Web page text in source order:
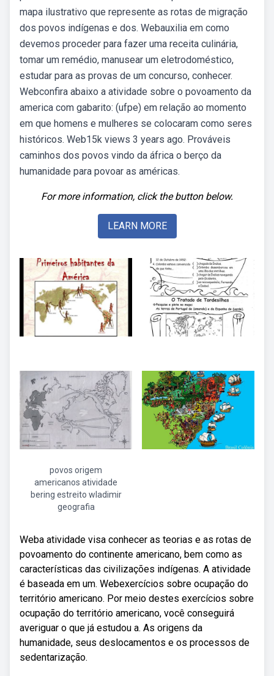
mapa ilustrativo que represente as rotas de migração
dos povos indígenas e dos. Webauxilia em como
devemos proceder para fazer uma receita culinária,
tomar um remédio, manusear um eletrodoméstico,
estudar para as provas de um concurso, conhecer.
Webconfira abaixo a atividade sobre o povoamento da
america com gabarito: (ufpe) em relação ao momento
em que homens e mulheres se colocaram como seres
históricos. Web15k views 3 years ago. Prováveis
caminhos dos povos vindo da áfrica o berço da
humanidade para povoar as américas.
For more information, click the button below.
LEARN MORE
povos origem
americanos atividade
bering estreito wladimir
geografia
Weba atividade visa conhecer as teorias e as rotas de
povoamento do continente americano, bem como as
características das civilizações indígenas. A atividade
é baseada em um. Webexercícios sobre ocupação do
território americano. Por meio destes exercícios sobre
ocupação do território americano, você conseguirá
averiguar o que já estudou a. As origens da
humanidade, seus deslocamentos e os processos de
sedentarização.